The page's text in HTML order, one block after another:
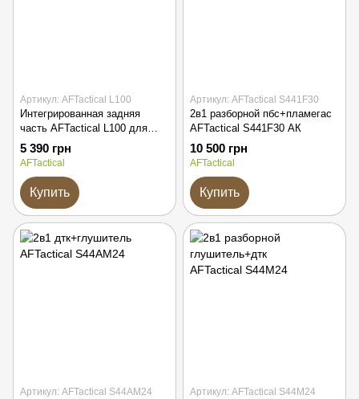
Артикул: AFTactical L100
Интегрированная задняя
часть AFTactical L100 для
глушителей S44/S441 серии
5 390 грн
AFTactical
Купить
Артикул: AFTactical S441F30
2в1 разборной пбс+пламегас
AFTactical S441F30 АК
10 500 грн
AFTactical
Купить
Артикул: AFTactical S44AM24 Артикул: AFTactical S44M24